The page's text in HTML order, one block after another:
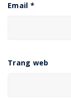
Email *
Trang web